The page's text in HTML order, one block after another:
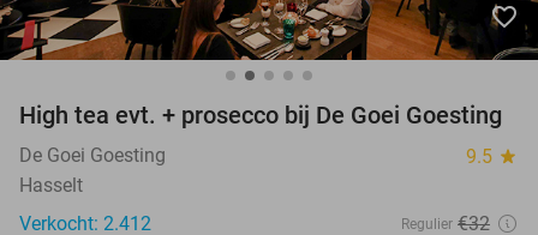
favorite_border
High tea evt. + prosecco bij De Goei Goesting
De Goei Goesting 9.5 star
Hasselt
Verkocht: 2.412
Regulier €32